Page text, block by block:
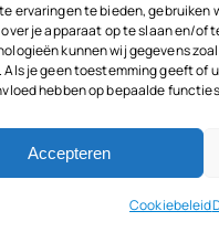
ervaringen te bieden,
je apparaat op te slaan en/of
kunnen wij gegevens
Als je geen toestemming geeft of
hebben op bepaalde
Accepteren
Cookiebeleid